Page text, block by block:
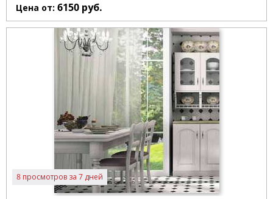
Цена от: 6150 руб.
8 просмотров за 7 дней